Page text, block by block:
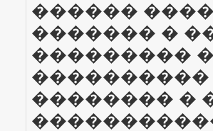
������
������� �
���������
����������
�������� �